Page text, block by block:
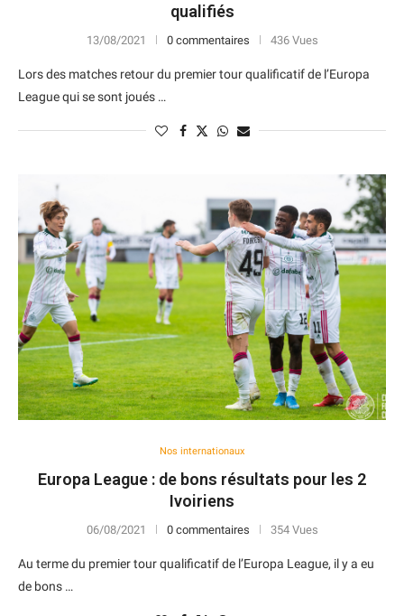
qualifiés
13/08/2021 0 commentaires 436 Vues
Lors des matches retour du premier tour qualificatif de l’Europa
League qui se sont joués …
Nos internationaux
Europa League : de bons résultats pour les 2
Ivoiriens
06/08/2021 0 commentaires 354 Vues
Au terme du premier tour qualificatif de l’Europa League, il y a eu
de bons …